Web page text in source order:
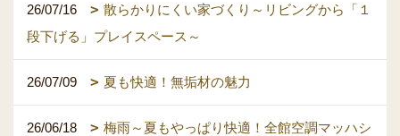
26/07/16
散らかりにくい家づくり～リビングから「１
段下げる」プレイスペース～
26/07/09 夏も快適！無垢材の魅力
26/06/18
梅雨～夏もやっぱり快適！全館空調マッハシ